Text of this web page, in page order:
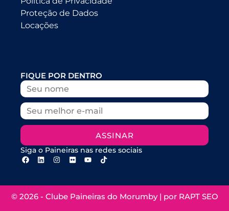
Proteção de Dados
Locações
FIQUE POR DENTRO
ASSINAR
Siga o Paineiras nas redes sociais
© 2026 - Clube Paineiras do Morumby | por RAPT SEO